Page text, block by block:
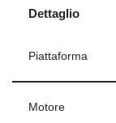
Dettaglio
Piattaforma
Motore